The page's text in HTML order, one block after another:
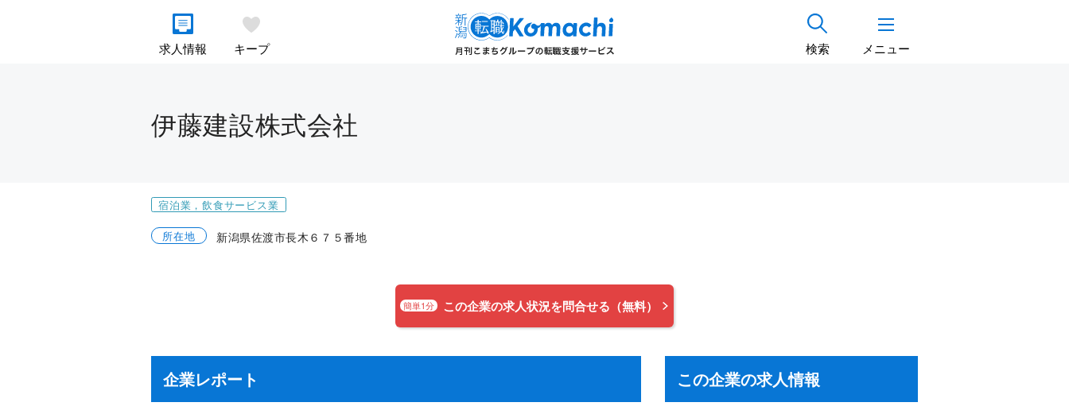
求人情報 キープ 検索 メニュー
伊藤建設株式会社
宿泊業，飲食サービス業
所在地 新潟県佐渡市長木６７５番地
簡単1分 この企業の求人状況を問合せる（無料）
企業レポート この企業の求人情報